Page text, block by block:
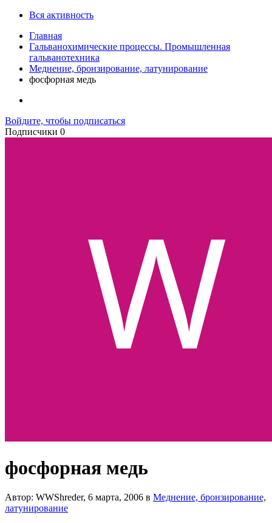
Вся активность
Главная
Гальванохимические процессы. Промышленная
гальванотехника
Меднение, бронзирование, латунирование
фосфорная медь
Войдите, чтобы подписаться
Подписчики 0
фосфорная медь
Автор: WWShreder, 6 марта, 2006 в Меднение, бронзирование,
латунирование